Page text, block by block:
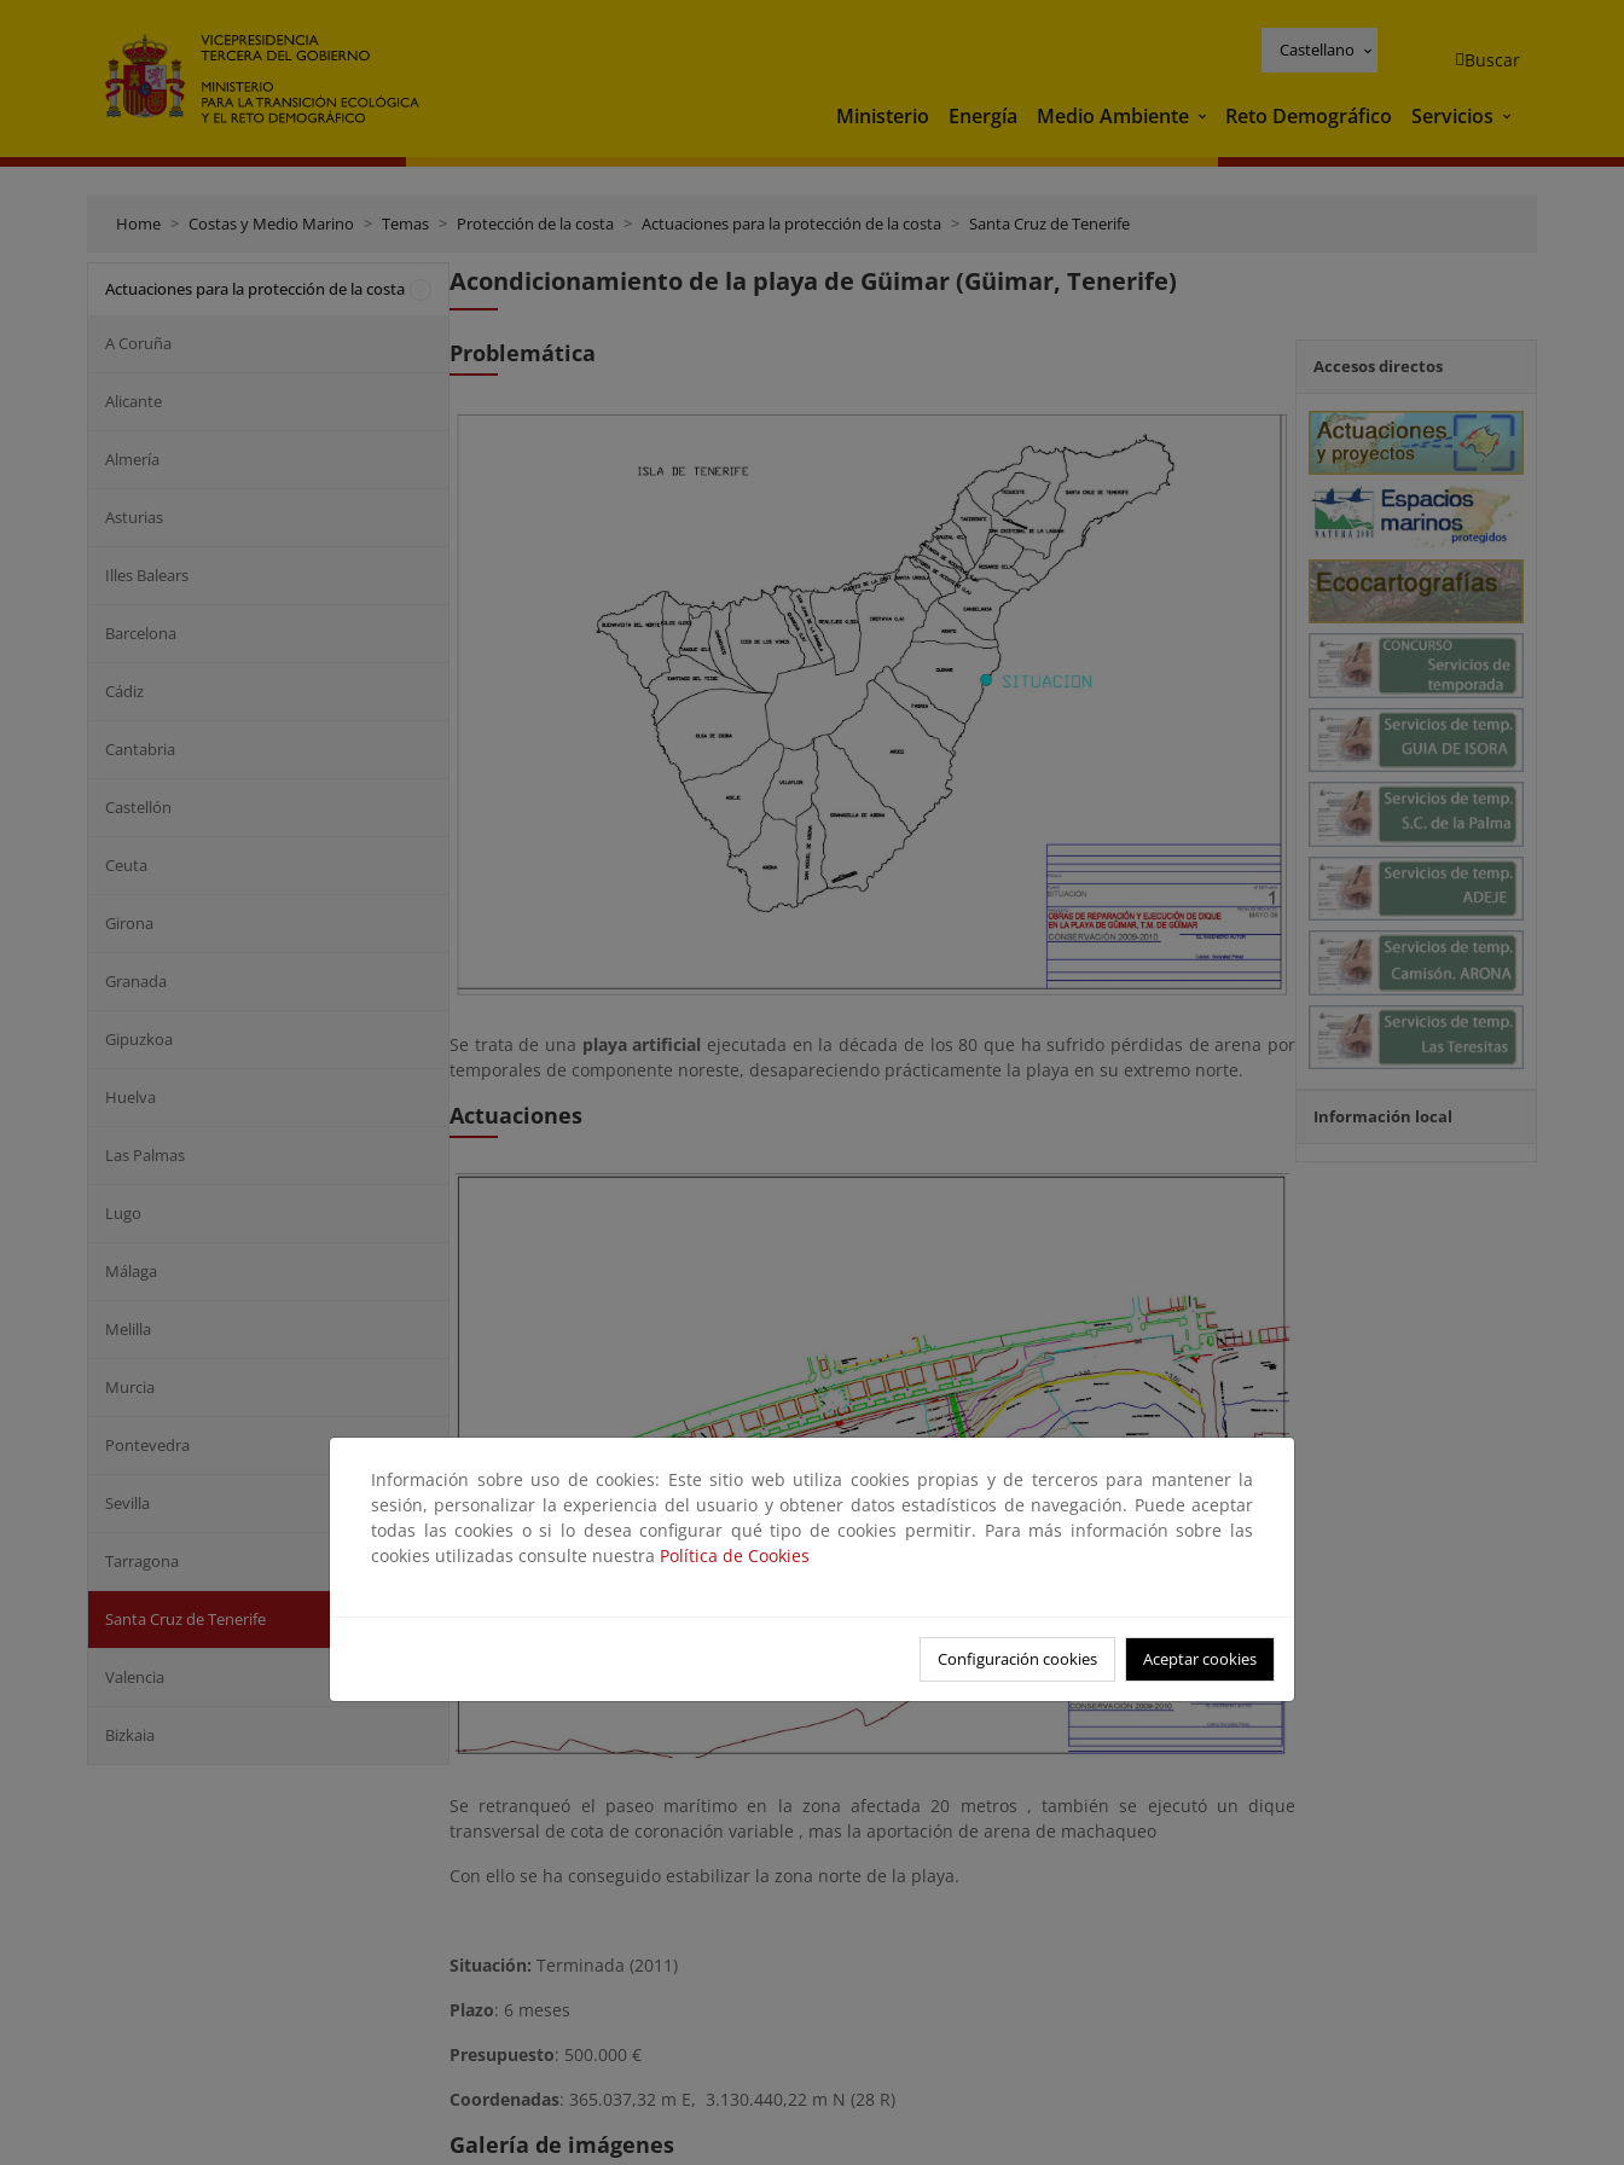
Castellano Buscar
Ministerio Energía Medio Ambiente Medio Ambiente
Reto Demográfico Servicios Servicios
Home Costas y Medio Marino Temas Protección de la costa Actuaciones para la protección de la costa Santa Cruz de Tenerife
Actuaciones para la protección de la costa
A Coruña
Alicante
Almería
Asturias
Illes Balears
Barcelona
Cádiz
Cantabria
Castellón
Ceuta
Girona
Granada
Gipuzkoa
Huelva
Las Palmas
Lugo
Málaga
Melilla
Murcia
Pontevedra
Sevilla
Tarragona
Santa Cruz de Tenerife
Valencia
Bizkaia
Acondicionamiento de la playa de Güimar (Güimar, Tenerife)
Problemática
Se trata de una playa artificial ejecutada en la década de los 80 que ha sufrido pérdidas de arena por
temporales de componente noreste, desapareciendo prácticamente la playa en su extremo norte.
Actuaciones
Se retranqueó el paseo marítimo en la zona afectada 20 metros , también se ejecutó un dique
transversal de cota de coronación variable , mas la aportación de arena de machaqueo
Con ello se ha conseguido estabilizar la zona norte de la playa.
Situación: Terminada (2011)
Plazo: 6 meses
Presupuesto: 500.000 €
Coordenadas: 365.037,32 m E, 3.130.440,22 m N (28 R)
Galería de imágenes
Accesos directos
Información local
Información sobre uso de cookies: Este sitio web utiliza cookies propias y de terceros para mantener la
sesión, personalizar la experiencia del usuario y obtener datos estadísticos de navegación. Puede aceptar
todas las cookies o si lo desea configurar qué tipo de cookies permitir. Para más información sobre las
cookies utilizadas consulte nuestra Política de Cookies
Configuración cookies Aceptar cookies